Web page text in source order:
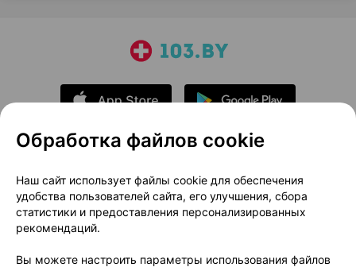
О проекте
Новости проекта
Размещение рекламы
Медицинский маркетинг
Публичный договор
Доставка
Способы оплаты
Вакансии Партнеры
Обработка файлов cookie
Наш сайт использует файлы cookie для обеспечения
удобства пользователей сайта, его улучшения, сбора
статистики и предоставления персонализированных
рекомендаций.
Вы можете настроить параметры использования файлов